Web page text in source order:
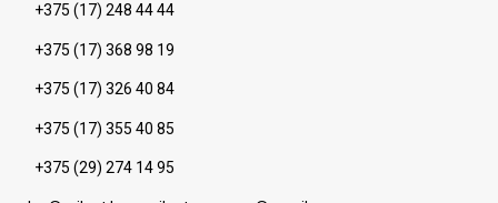
+375 (17) 248 44 44
+375 (17) 368 98 19
+375 (17) 326 40 84
+375 (17) 355 40 85
+375 (29) 274 14 95